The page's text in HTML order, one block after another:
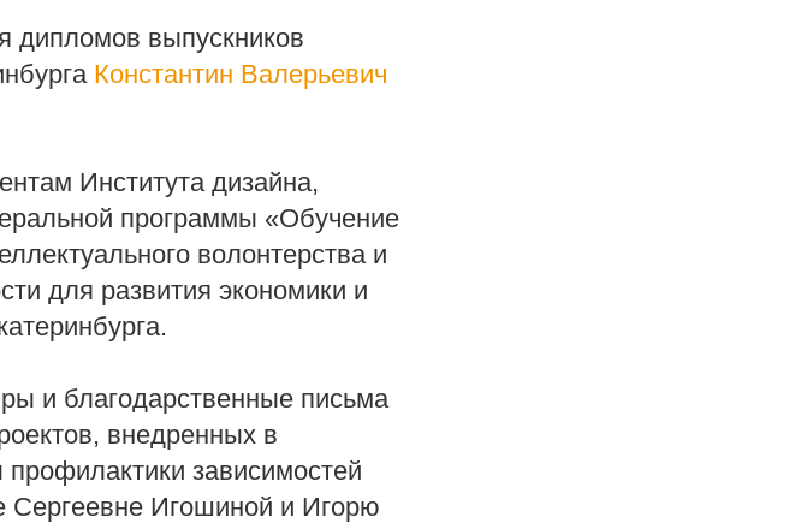
дипломов выпускников
Константин Валерьевич
Института дизайна,
программы «Обучение
волонтерства и
для развития экономики и
и благодарственные письма
внедренных в
зависимостей
Сергеевне Игошиной и Игорю